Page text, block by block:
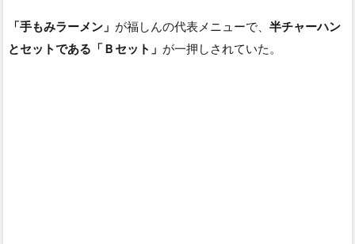
「手もみラーメン」 が福しんの代表メニューで、 半チャーハン
とセットである「Ｂセット」 が一押しされていた。